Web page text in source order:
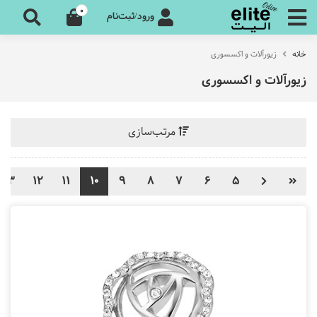
ورود/ثبت‌نام 0
خانه زیورآلات و اکسسوری
زیورآلات و اکسسوری
مرتب‌سازی
5
6
7
8
9
10
11
12
13